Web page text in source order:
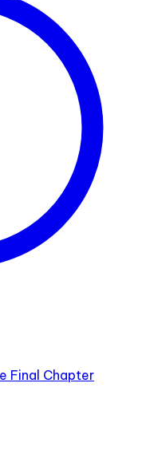
Final Chapter